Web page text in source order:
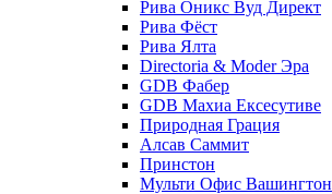
Рива Оникс Вуд Директ
Рива Фёст
Рива Ялта
Directoria & Moder Эра
GDB Фабер
GDB Махиа Ексесутиве
Природная Грация
Алсав Саммит
Принстон
Мульти Офис Вашингтон